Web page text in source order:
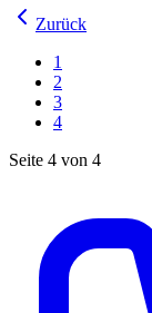
Zurück
1
2
3
4
Seite 4 von 4